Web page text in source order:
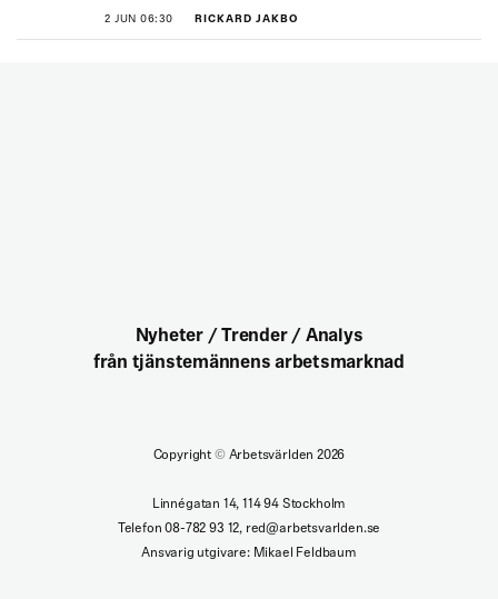
2 JUN 06:30 RICKARD JAKBO
Nyheter / Trender / Analys
från tjänstemännens arbetsmarknad
Copyright ©Arbetsvärlden 2026
Linnégatan 14, 114 94 Stockholm
Telefon 08-782 93 12, red@arbetsvarlden.se
Ansvarig utgivare: Mikael Feldbaum